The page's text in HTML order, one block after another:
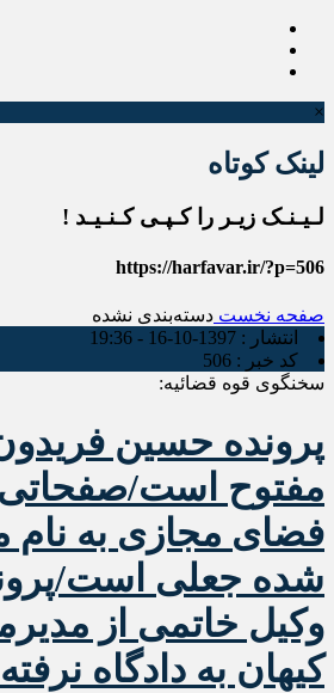
×
لینک کوتاه
لـیـنـک زیـر را کـپـی کـنـیـد !
https://harfavar.ir/?p=506
صفحه نخست دسته‌بندی نشده
انتشار : 1397-10-16 - 19:36
کد خبر : 506
سخنگوی قوه قضائیه:
پرونده حسین فریدون
مفتوح است/صفحاتی
فضای مجازی به نام
شده جعلی است/
وکیل خاتمی از
کیهان به دادگاه